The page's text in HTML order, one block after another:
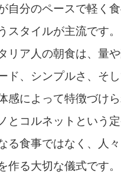
自分のペースで軽く
スタイルが主流です。
リア人の朝食は、量
ド、シンプルさ、そ
感によって特徴づけ
とコルネットという
る食事ではなく、人
作る大切な儀式です。